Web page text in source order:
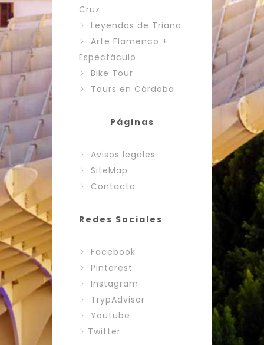
Cruz
Leyendas de Triana
Arte Flamenco +
Espectáculo
Bike Tour
Tours en Córdoba
Páginas
Avisos legales
SiteMap
Contacto
Redes Sociales
Facebook
Pinterest
Instagram
TrypAdvisor
Youtube
Twitter